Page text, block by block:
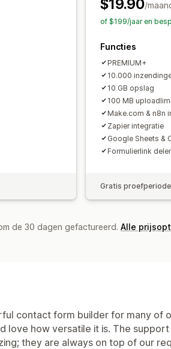
Geschiedenis Analytics
CAPTCHA
$19.90/
of $199/jaar en
Functies
PREMIUM+
10.000
10 GB opslag
100 MB
Make.com & n8n
Zapier integratie
Google Sheets &
Formulierlink
Gratis
de 30 dagen gefactureerd. Alle
contact form builder for many of
love how versatile it is. The
they are always on top of our